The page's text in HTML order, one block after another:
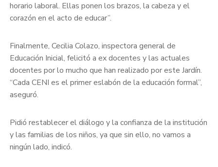
horario laboral. Ellas ponen los brazos, la cabeza y el
corazón en el acto de educar”.
Finalmente, Cecilia Colazo, inspectora general de
Educación Inicial, felicitó a ex docentes y las actuales
docentes por lo mucho que han realizado por este Jardín.
“Cada CENI es el primer eslabón de la educación formal”,
aseguró.
Pidió restablecer el diálogo y la confianza de la institución
y las familias de los niños, ya que sin ello, no vamos a
ningún lado, indicó.